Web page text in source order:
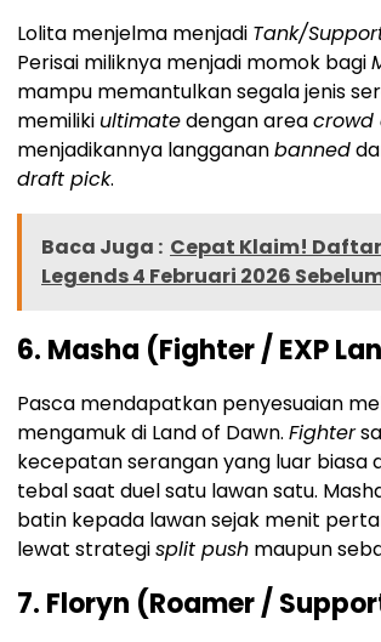
Lolita menjelma menjadi Tank/
Perisai miliknya menjadi momok bagi
mampu memantulkan segala jenis
memiliki ultimatedengan areacrowd
menjadikannya langgananbanned
draft pick.
Baca Juga : Cepat Klaim!
Legends 4 Februari 2026
6. Masha (Fighter / EXP
Pasca mendapatkan penyesuaian
mengamuk di Land of Dawn. Fighter
kecepatan serangan yang luar biasa
tebal saat duel satu lawan satu.
batin kepada lawan sejak menit
lewat strategisplit push maupun
7. Floryn (Roamer /